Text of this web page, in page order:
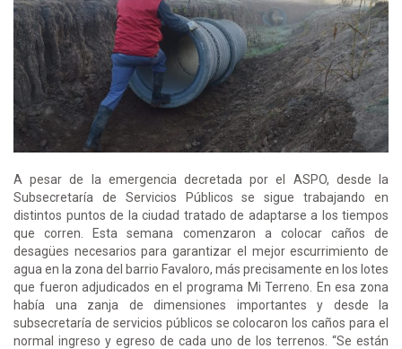
A pesar de la emergencia decretada por el ASPO, desde la
Subsecretaría de Servicios Públicos se sigue trabajando en
distintos puntos de la ciudad tratado de adaptarse a los tiempos
que corren. Esta semana comenzaron a colocar caños de
desagües necesarios para garantizar el mejor escurrimiento de
agua en la zona del barrio Favaloro, más precisamente en los lotes
que fueron adjudicados en el programa Mi Terreno. En esa zona
había una zanja de dimensiones importantes y desde la
subsecretaría de servicios públicos se colocaron los caños para el
normal ingreso y egreso de cada uno de los terrenos. “Se están